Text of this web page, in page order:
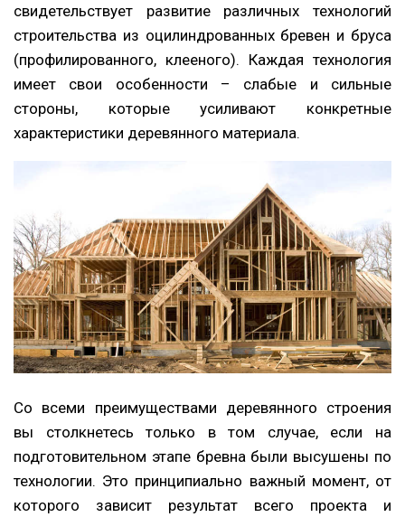
свидетельствует развитие различных технологий
строительства из оцилиндрованных бревен и бруса
(профилированного, клееного). Каждая технология
имеет свои особенности – слабые и сильные
стороны, которые усиливают конкретные
характеристики деревянного материала.
Со всеми преимуществами деревянного строения
вы столкнетесь только в том случае, если на
подготовительном этапе бревна были высушены по
технологии. Это принципиально важный момент, от
которого зависит результат всего проекта и